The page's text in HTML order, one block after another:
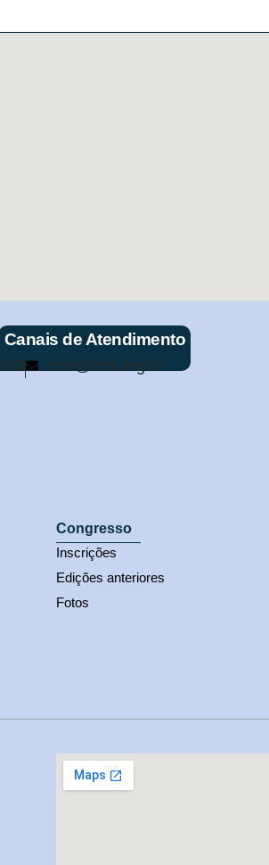
Canais de Atendimento
cmb@cmb.org.br
Congresso
Inscrições
Edições anteriores
Fotos